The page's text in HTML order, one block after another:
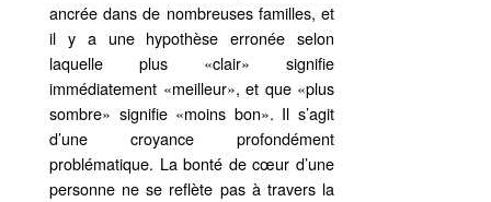
ancrée dans de nombreuses familles, et
il y a une hypothèse erronée selon
laquelle plus «clair» signifie
immédiatement «meilleur», et que «plus
sombre» signifie «moins bon». Il s’agit
d’une croyance profondément
problématique. La bonté de cœur d’une
personne ne se reflète pas à travers la